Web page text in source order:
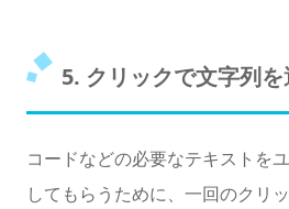
5. クリックで文字列
コードなどの必要なテキストを
してもらうために、一回のクリ